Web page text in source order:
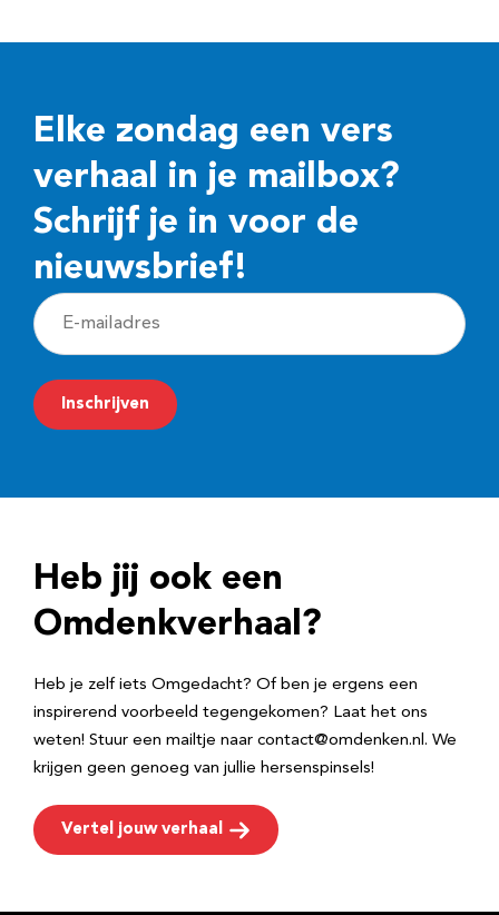
Elke zondag een vers
verhaal in je mailbox?
Schrijf je in voor de
nieuwsbrief!
E
-
m
a
r
e
Inschrijven
Heb jij ook een
Omdenkverhaal?
Heb je zelf iets Omgedacht? Of ben je ergens een
inspirerend voorbeeld tegengekomen? Laat het ons
weten! Stuur een mailtje naar contact@omdenken.nl. We
krijgen geen genoeg van jullie hersenspinsels!
Vertel jouw verhaal